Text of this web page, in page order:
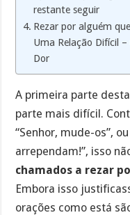
restante seguir
Rezar por alguém
Uma Relação Difícil
Dor
A primeira parte
parte mais difícil.
“Senhor, mude-os”,
arrependam!”, isso
chamados a rezar
Embora isso
orações como está